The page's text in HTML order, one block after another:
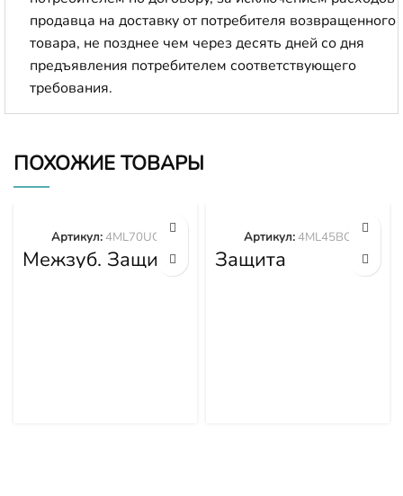
продавца на доставку от потребителя возвращенного
товара, не позднее чем через десять дней со дня
предъявления потребителем соответствующего
требования.
ПОХОЖИЕ ТОВАРЫ
Межзуб. Защита
4ML70UC
Артикул:4ML70UC
Защита
центральная
Артикул:4ML45BC